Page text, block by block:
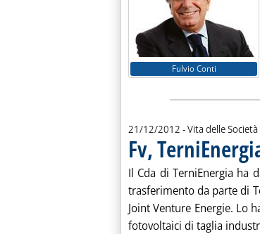
Fulvio Conti
21/12/2012 - Vita delle
Fv,
Il Cda di TerniEnergia ha
trasferimento da parte di
Joint Venture Energie. Lo
fotovoltaici di taglia